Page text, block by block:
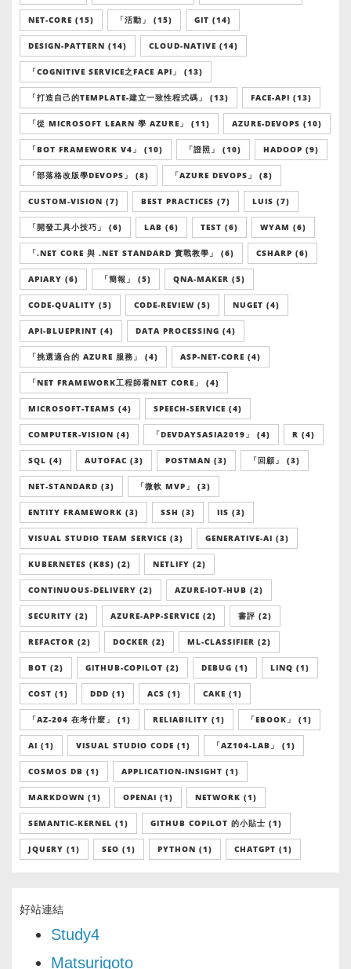
NET-CORE (15) 「活動」 (15) GIT (14)
DESIGN-PATTERN (14) CLOUD-NATIVE (14)
「COGNITIVE SERVICE之FACE API」 (13)
「打造自己的TEMPLATE-建立一致性程式碼」 (13) FACE-API (13)
「從 MICROSOFT LEARN 學 AZURE」 (11) AZURE-DEVOPS (10)
「BOT FRAMEWORK V4」 (10) 「證照」 (10) HADOOP (9)
「部落格改版學DEVOPS」 (8) 「AZURE DEVOPS」 (8)
CUSTOM-VISION (7) BEST PRACTICES (7) LUIS (7)
「開發工具小技巧」 (6) LAB (6) TEST (6) WYAM (6)
「.NET CORE 與 .NET STANDARD 實戰教學」 (6) CSHARP (6)
APIARY (6) 「簡報」 (5) QNA-MAKER (5)
CODE-QUALITY (5) CODE-REVIEW (5) NUGET (4)
API-BLUEPRINT (4) DATA PROCESSING (4)
「挑選適合的 AZURE 服務」 (4) ASP-NET-CORE (4)
「NET FRAMEWORK工程師看NET CORE」 (4)
MICROSOFT-TEAMS (4) SPEECH-SERVICE (4)
COMPUTER-VISION (4) 「DEVDAYSASIA2019」 (4) R (4)
SQL (4) AUTOFAC (3) POSTMAN (3) 「回顧」 (3)
NET-STANDARD (3) 「微軟 MVP」 (3)
ENTITY FRAMEWORK (3) SSH (3) IIS (3)
VISUAL STUDIO TEAM SERVICE (3) GENERATIVE-AI (3)
KUBERNETES (K8S) (2) NETLIFY (2)
CONTINUOUS-DELIVERY (2) AZURE-IOT-HUB (2)
SECURITY (2) AZURE-APP-SERVICE (2) 書評 (2)
REFACTOR (2) DOCKER (2) ML-CLASSIFIER (2)
BOT (2) GITHUB-COPILOT (2) DEBUG (1) LINQ (1)
COST (1) DDD (1) ACS (1) CAKE (1)
「AZ-204 在考什麼」 (1) RELIABILITY (1) 「EBOOK」 (1)
AI (1) VISUAL STUDIO CODE (1) 「AZ104-LAB」 (1)
COSMOS DB (1) APPLICATION-INSIGHT (1)
MARKDOWN (1) OPENAI (1) NETWORK (1)
SEMANTIC-KERNEL (1) GITHUB COPILOT 的小貼士 (1)
JQUERY (1) SEO (1) PYTHON (1) CHATGPT (1)
好站連結
Study4
Matsurigoto